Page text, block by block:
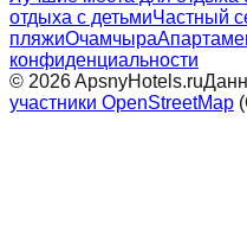
отдыха с детьмиЧастный
пляжиОчамчыра
конфиденциальности
© 2026ApsnyHotels.ru
участники OpenStreetMap